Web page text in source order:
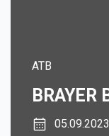
ATB
BRAYER
05.09.2023